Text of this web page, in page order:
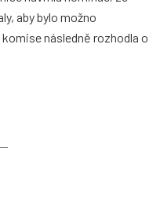
aby bylo možno
následně rozhodla o